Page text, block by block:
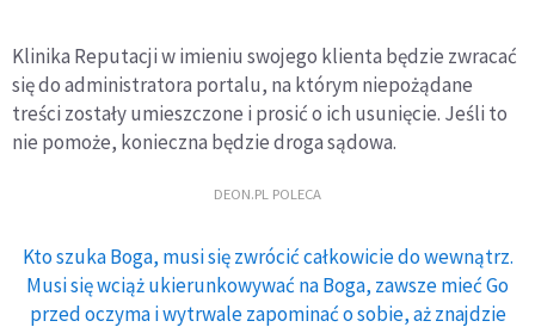
Klinika Reputacji w imieniu swojego klienta będzie zwracać
się do administratora portalu, na którym niepożądane
treści zostały umieszczone i prosić o ich usunięcie. Jeśli to
nie pomoże, konieczna będzie droga sądowa.
DEON.PL POLECA
Kto szuka Boga, musi się zwrócić całkowicie do wewnątrz.
Musi się wciąż ukierunkowywać na Boga, zawsze mieć Go
przed oczyma i wytrwale zapominać o sobie, aż znajdzie